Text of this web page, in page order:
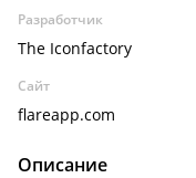
Разработчик
The Iconfactory
Сайт
flareapp.com
Описание